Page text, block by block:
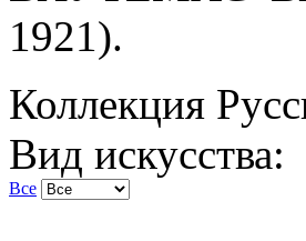
1921).
Коллекция
Вид искусства:
Все